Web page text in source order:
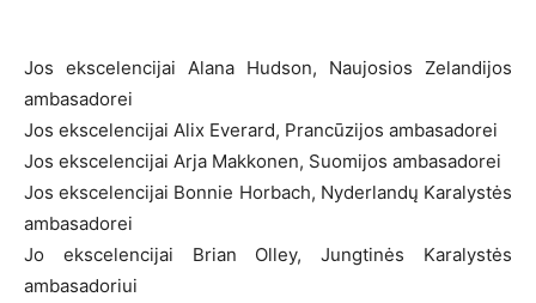
Jos ekscelencijai Alana Hudson, Naujosios Zelandijos
ambasadorei
Jos ekscelencijai Alix Everard, Prancūzijos ambasadorei
Jos ekscelencijai Arja Makkonen, Suomijos ambasadorei
Jos ekscelencijai Bonnie Horbach, Nyderlandų Karalystės
ambasadorei
Jo ekscelencijai Brian Olley, Jungtinės Karalystės
ambasadoriui